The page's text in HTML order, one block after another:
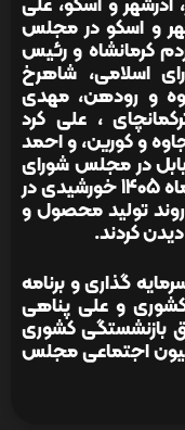
و اسکو در مجلس
کرمانشاه و رئیس
اسلامی، شاهرخ
و رودهن، مهدی
، علی کرد
و کورین، و احمد
در مجلس شورای
اسلامی روز سه شنبه دوازدهم خردادماه 1405 خورشیدی در
روند تولید محصول و
کردند.
گذاری و برنامه
و علی پناهی
بازنشستگی کشوری
اجتماعی مجلس